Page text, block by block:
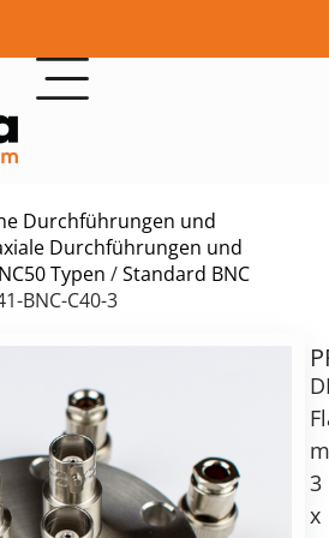
Durchführungen und
Durchführungen und
Typen /Standard BNC
BNC-C40-3
3
x